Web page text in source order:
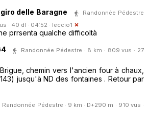
delle Baragne
Randonnée Pédestre
· 40 dl · 04:52 · leccio1
prrsenta qualche difficoltà
Randonnée Pédestre · 8 km · 809 vus · 27
chemin vers l'ancien four à chaux,
jusqu'à ND des fontaines . Retour par
Randonnée Pédestre · 9 km · D+290 m · 910 vus ·